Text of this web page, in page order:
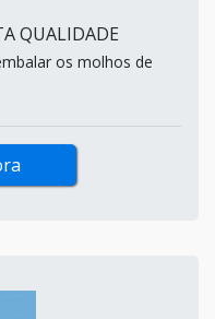
QUALIDADE
os molhos de